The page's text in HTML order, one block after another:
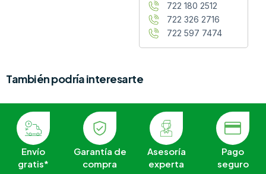
722 180 2512
722 326 2716
722 597 7474
También podría interesarte
Envío
gratis*
Garantía de
compra
Asesoría
experta
Pago
seguro